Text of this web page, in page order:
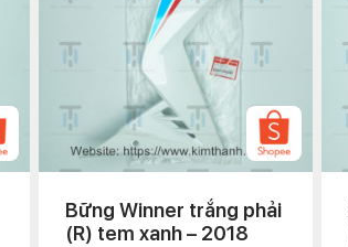
Bững Winner trắng phải
(R) tem xanh – 2018